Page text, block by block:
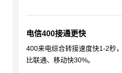
电信400接通更快
400来电综合转接速度快1-2秒，
比联通、移动快30%。